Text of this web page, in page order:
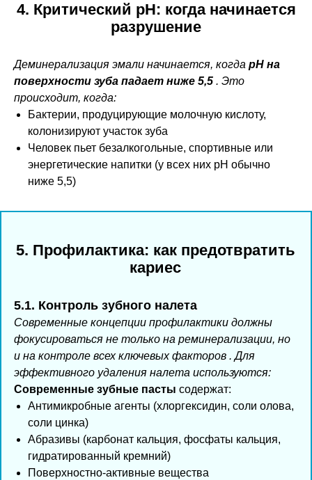
4. Критический pH: когда начинается
разрушение
Деминерализация эмали начинается, когда pH на
поверхности зуба падает ниже 5,5 . Это
происходит, когда:
Бактерии, продуцирующие молочную кислоту,
колонизируют участок зуба
Человек пьет безалкогольные, спортивные или
энергетические напитки (у всех них pH обычно
ниже 5,5)
5. Профилактика: как предотвратить
кариес
5.1. Контроль зубного налета
Современные концепции профилактики должны
фокусироваться не только на реминерализации, но
и на контроле всех ключевых факторов . Для
эффективного удаления налета используются:
Современные зубные пасты содержат:
Антимикробные агенты (хлоргексидин, соли олова,
соли цинка)
Абразивы (карбонат кальция, фосфаты кальция,
гидратированный кремний)
Поверхностно-активные вещества